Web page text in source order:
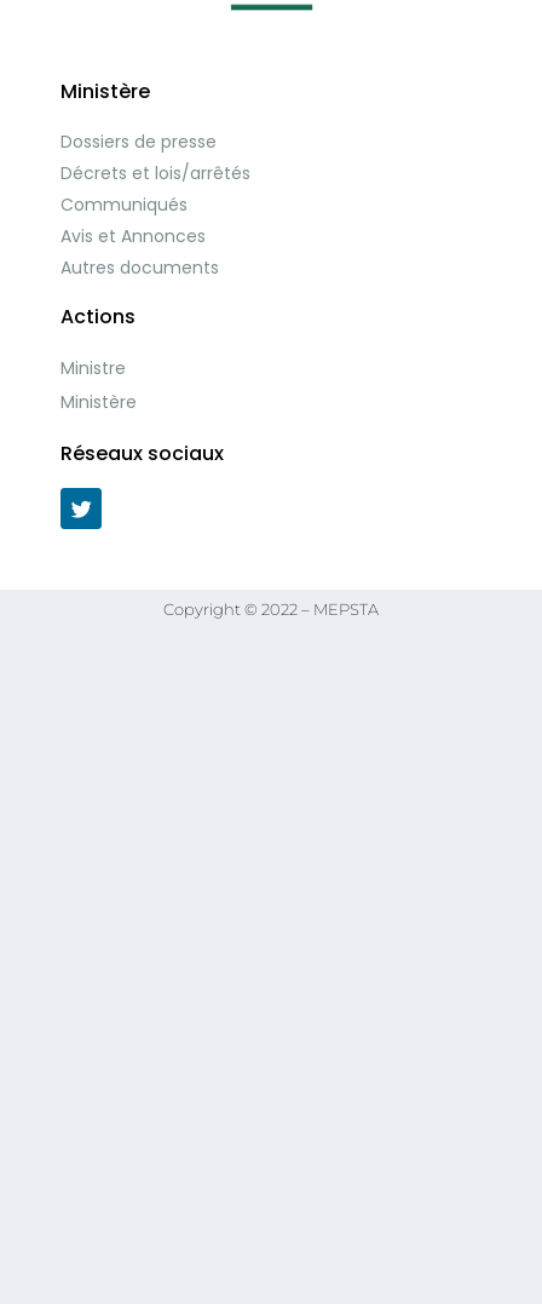
Ministère
Dossiers de presse
Décrets et lois/arrêtés
Communiqués
Avis et Annonces
Autres documents
Actions
Ministre
Ministère
Réseaux sociaux
Copyright © 2022 – MEPSTA